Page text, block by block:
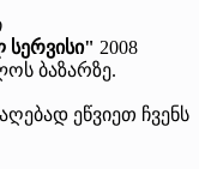
2008
ბაზარზე.
ეწვიეთ ჩვენს